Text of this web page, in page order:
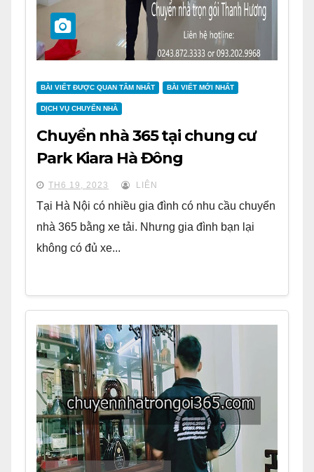
BÀI VIẾT ĐƯỢC QUAN TÂM NHẤT BÀI VIẾT MỚI NHẤT
DỊCH VỤ CHUYỂN NHÀ
Chuyển nhà 365 tại chung cư
Park Kiara Hà Đông
TH6 19, 2023 LIÊN
Tại Hà Nội có nhiều gia đình có nhu cầu chuyển
nhà 365 bằng xe tải. Nhưng gia đình bạn lại
không có đủ xe...